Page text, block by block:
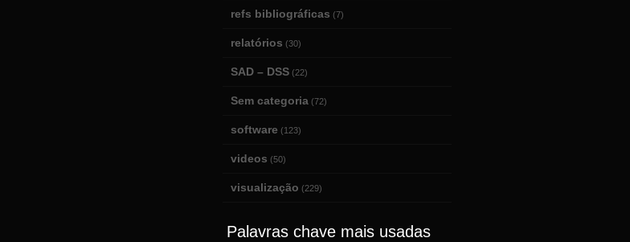
refs bibliográficas (7)
relatórios (30)
SAD – DSS (22)
Sem categoria (72)
software (123)
videos (50)
visualização (229)
Palavras chave mais usadas